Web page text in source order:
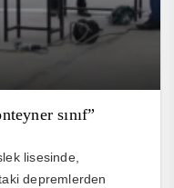
sınıf”
lisesinde,
depremlerden